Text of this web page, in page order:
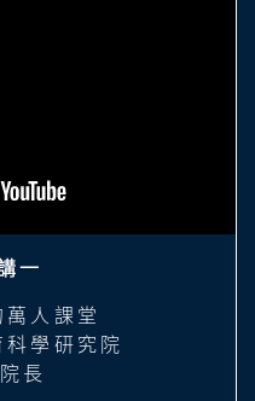
一
人課堂
學研究院
長